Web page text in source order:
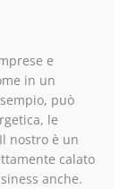
e
in un
può
le
nostro è un
calato
anche.